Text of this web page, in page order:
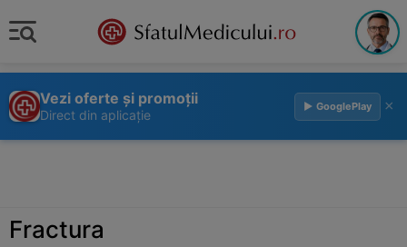
Vezi oferte și promoții
Direct din aplicație
▶ GooglePlay ×
Fractura